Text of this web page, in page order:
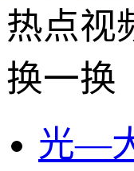
热点视
换一换
光—